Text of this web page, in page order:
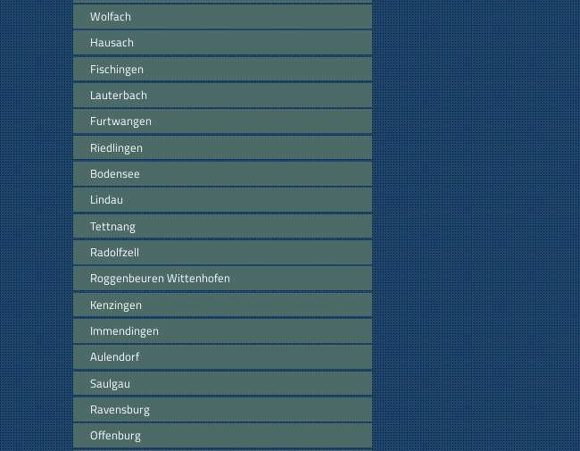
Wolfach
Hausach
Fischingen
Lauterbach
Furtwangen
Riedlingen
Bodensee
Lindau
Tettnang
Radolfzell
Roggenbeuren Wittenhofen
Kenzingen
Immendingen
Aulendorf
Saulgau
Ravensburg
Offenburg